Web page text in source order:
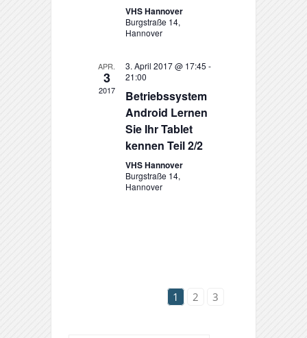
VHS Hannover
Burgstraße 14,
Hannover
APR.
3
2017
3. April 2017 @ 17:45 -
21:00
Betriebssystem
Android Lernen
Sie Ihr Tablet
kennen Teil 2/2
VHS Hannover
Burgstraße 14,
Hannover
1 2 3